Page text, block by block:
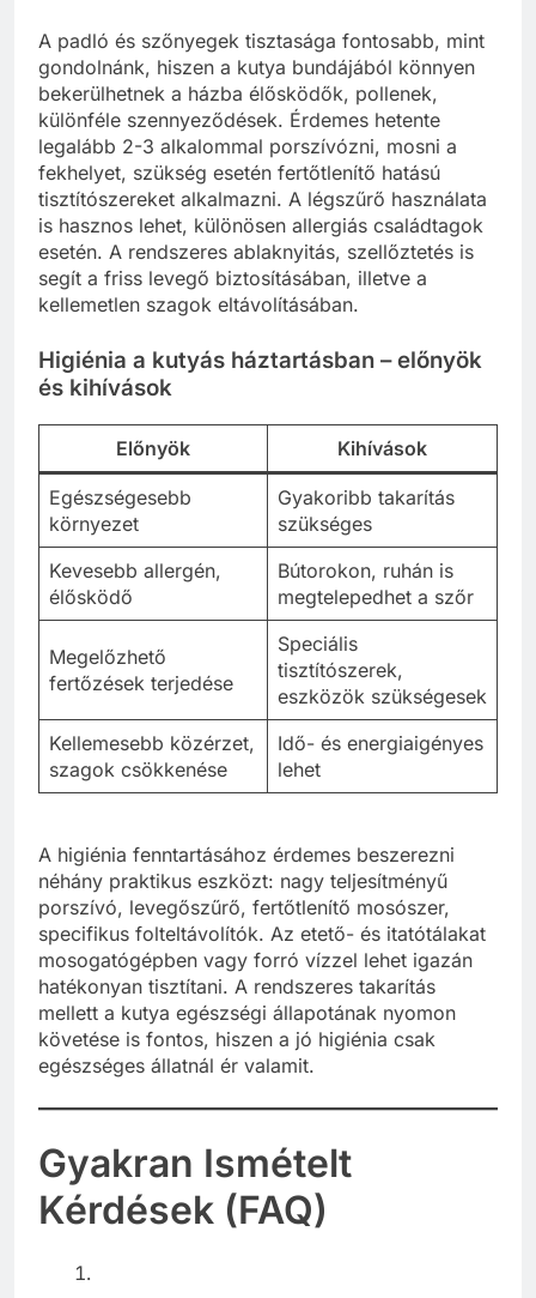
A padló és szőnyegek tisztasága fontosabb, mint
gondolnánk, hiszen a kutya bundájából könnyen
bekerülhetnek a házba élősködők, pollenek,
különféle szennyeződések. Érdemes hetente
legalább 2-3 alkalommal porszívózni, mosni a
fekhelyet, szükség esetén fertőtlenítő hatású
tisztítószereket alkalmazni. A légszűrő használata
is hasznos lehet, különösen allergiás családtagok
esetén. A rendszeres ablaknyitás, szellőztetés is
segít a friss levegő biztosításában, illetve a
kellemetlen szagok eltávolításában.
Higiénia a kutyás háztartásban – előnyök
és kihívások
Előnyök Kihívások
Egészségesebb
környezet
Gyakoribb takarítás
szükséges
Kevesebb allergén,
élősködő
Bútorokon, ruhán is
megtelepedhet a szőr
Megelőzhető
fertőzések terjedése
Speciális
tisztítószerek,
eszközök szükségesek
Kellemesebb közérzet,
szagok csökkenése
Idő- és energiaigényes
lehet
A higiénia fenntartásához érdemes beszerezni
néhány praktikus eszközt: nagy teljesítményű
porszívó, levegőszűrő, fertőtlenítő mosószer,
specifikus folteltávolítók. Az etető- és itatótálakat
mosogatógépben vagy forró vízzel lehet igazán
hatékonyan tisztítani. A rendszeres takarítás
mellett a kutya egészségi állapotának nyomon
követése is fontos, hiszen a jó higiénia csak
egészséges állatnál ér valamit.
Gyakran Ismételt
Kérdések (FAQ)